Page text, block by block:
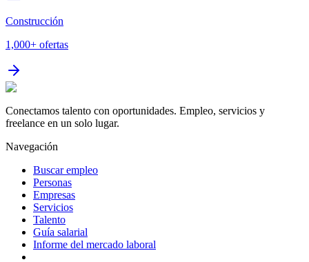
Construcción
1,000+ ofertas
Conectamos talento con oportunidades. Empleo, servicios y
freelance en un solo lugar.
Navegación
Buscar empleo
Personas
Empresas
Servicios
Talento
Guía salarial
Informe del mercado laboral